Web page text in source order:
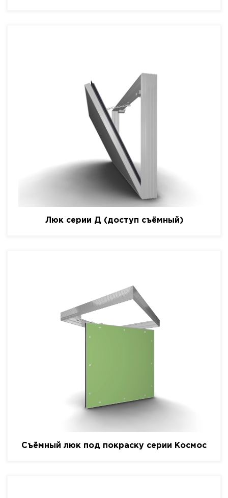
Люк серии Д (доступ съёмный)
Съёмный люк под покраску серии Космос